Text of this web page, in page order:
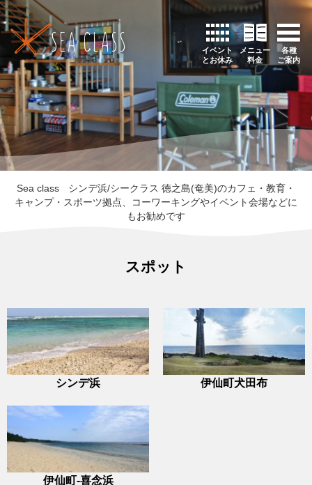
イベント
とお休み
メニュー
料金
各種
ご案内
Sea class
シンデ浜/シークラス 徳之島(奄美)のカフェ・教育・
キャンプ・スポーツ拠点、コーワーキングやイベント会場などに
もお勧めです
スポット
シンデ浜 伊仙町犬田布
伊仙町-喜念浜